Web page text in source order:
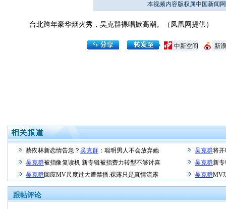
本视频内容版权属中国新闻
台北跨年豪华烟火秀，吴克群裸唱掀高潮。（凤凰网提供）
新
中新空间
蔡依林新恋情告急？ 吴克群 ：聪明男人不会放弃她 吴克群将
吴克群被指像复读机 新专辑被指费力转型不够讨喜 吴克群新
吴克群回应MV尺度过大遭禁播:裸露只是真情流露 吴克群MV
跟帖评论